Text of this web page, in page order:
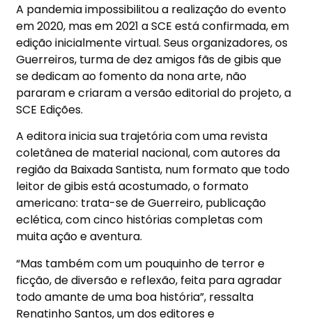
A pandemia impossibilitou a realização do evento
em 2020, mas em 2021 a SCE está confirmada, em
edição inicialmente virtual. Seus organizadores, os
Guerreiros, turma de dez amigos fãs de gibis que
se dedicam ao fomento da nona arte, não
pararam e criaram a versão editorial do projeto, a
SCE Edições.
A editora inicia sua trajetória com uma revista
coletânea de material nacional, com autores da
região da Baixada Santista, num formato que todo
leitor de gibis está acostumado, o formato
americano: trata-se de Guerreiro, publicação
eclética, com cinco histórias completas com
muita ação e aventura.
“Mas também com um pouquinho de terror e
ficção, de diversão e reflexão, feita para agradar
todo amante de uma boa história”, ressalta
Renatinho Santos, um dos editores e